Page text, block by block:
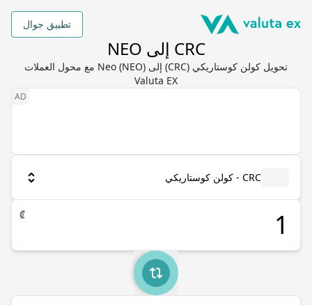
تطبيق جوال
CRC إلى NEO
تحويل كولن كوستاريكي (CRC) إلى Neo (NEO) مع محول العملات
Valuta EX
CRC - كولن كوستاريكي
₡